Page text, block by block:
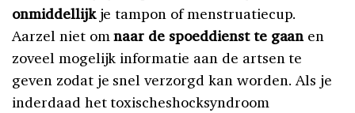
onmiddellijkje tampon of menstruatiecup.
Aarzel niet omnaar de spoeddienst te gaan en
zoveel mogelijk informatie aan de artsen te
geven zodat je snel verzorgd kan worden. Als je
inderdaad het toxischeshocksyndroom